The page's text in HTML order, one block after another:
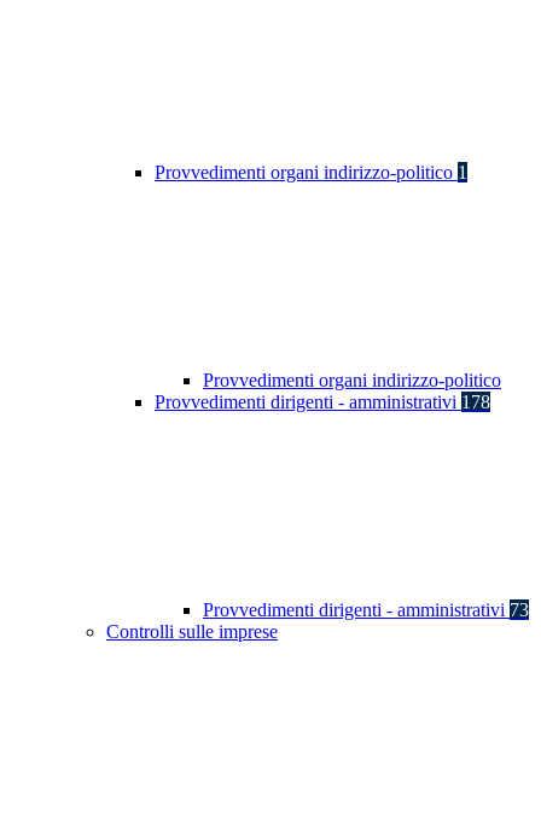
Provvedimenti organi indirizzo-politico 1
Provvedimenti organi indirizzo-politico
Provvedimenti dirigenti - amministrativi 178
Provvedimenti dirigenti - amministrativi 73
Controlli sulle imprese